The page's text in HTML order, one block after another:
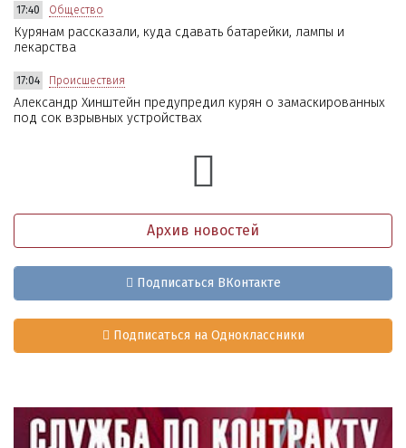
17:40 Общество
Курянам рассказали, куда сдавать батарейки, лампы и
лекарства
17:04 Происшествия
Александр Хинштейн предупредил курян о замаскированных
под сок взрывных устройствах
Архив новостей
Подписаться ВКонтакте
Подписаться на Одноклассники